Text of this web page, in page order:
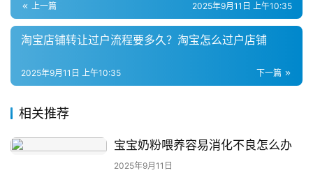
上一篇 2025年9月11日 上午10:35
淘宝店铺转让过户流程要多久？淘宝怎么过户店铺
下一篇
2025年9月11日 上午10:35
相关推荐
宝宝奶粉喂养容易消化不良怎么办
2025年9月11日